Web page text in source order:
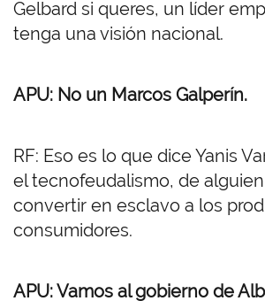
Gelbard si queres, un líder
tenga una visión nacional.
APU: No un Marcos Galperín.
RF: Eso es lo que dice Yanis
el tecnofeudalismo, de
convertir en esclavo a los
consumidores.
APU: Vamos al gobierno de